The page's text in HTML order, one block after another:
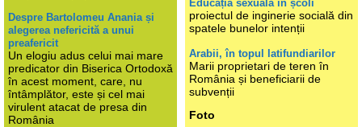
Despre Bartolomeu Anania și
alegerea nefericită a unui
preafericit
Un elogiu adus celui mai mare
predicator din Biserica Ortodoxă
în acest moment, care, nu
întâmplător, este și cel mai
virulent atacat de presa din
România
Educația sexuală în școli
proiectul de inginerie socială din
spatele bunelor intenții
Arabii, în topul latifundiarilor
Marii proprietari de teren în
România și beneficiarii de
subvenții
Foto